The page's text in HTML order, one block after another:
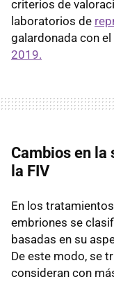
criterios de
laboratorios de
galardonada con el
2019.
Cambios en la
la FIV
En los
embriones se
basadas en su
De este modo, se
consideran con